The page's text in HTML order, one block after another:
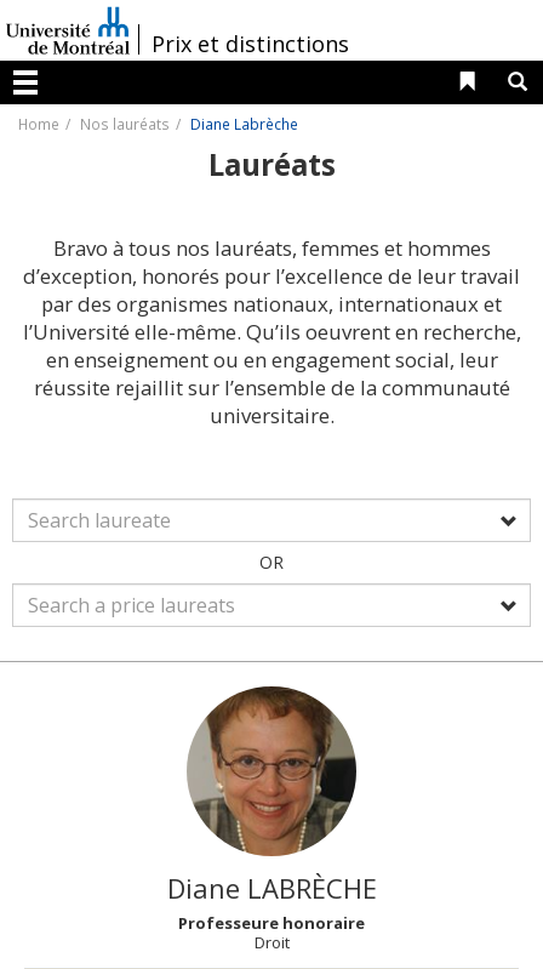
au
contenu
/Prix et distinctions
Menu
Liens
Home Nos lauréats Diane Labrèche
Lauréats
Bravo à tous nos lauréats, femmes et hommes
d’exception, honorés pour l’excellence de leur travail
par des organismes nationaux, internationaux et
l’Université elle-même. Qu’ils oeuvrent en recherche,
en enseignement ou en engagement social, leur
réussite rejaillit sur l’ensemble de la communauté
universitaire.
OR
Diane LABRÈCHE
Professeure honoraire
Droit